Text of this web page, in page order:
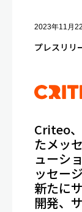
2023年11月
プレスリリ
Criteo
たメッ
ューシ
ッセー
新たに
開発、